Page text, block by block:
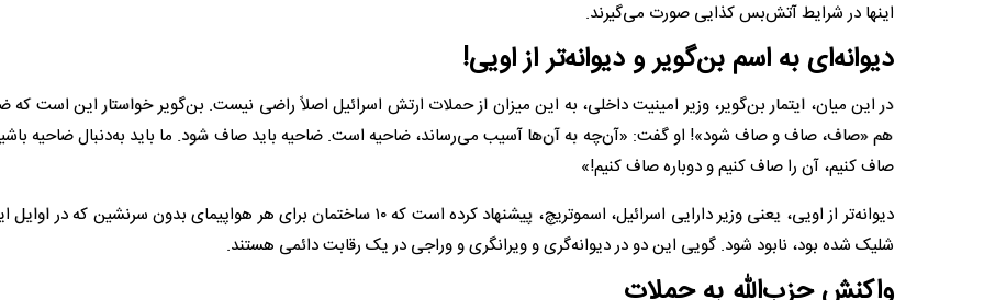
اینها در شرایط آتش‌بس کذایی صورت می‌گیرند.
دیوانه‌ای به اسم بن‌گویر و دیوانه‌تر از اویی!
در این میان، ایتمار بن‌گویر، وزیر امینیت داخلی، به این میزان از حملات ارتش اسرائیل اصلاً راضی نیست. بن‌گویر خواستار این است که
هم «صاف، صاف و صاف شود»! او گفت: «آن‌چه به آن‌ها آسیب می‌رساند، ضاحیه است. ضاحیه باید صاف شود. ما باید به‌دنبال ضاحیه
صاف کنیم، آن را صاف کنیم و دوباره صاف کنیم!»
دیوانه‌تر از اویی، یعنی وزیر دارایی اسرائیل، اسموتریچ، پیشنهاد کرده است که ۱۰ ساختمان برای هر هواپیمای بدون سرنشین
شلیک شده بود، نابود شود. گویی این دو در دیوانه‌گری و ویرانگری و وراجی در یک رقابت دائمی هستند.